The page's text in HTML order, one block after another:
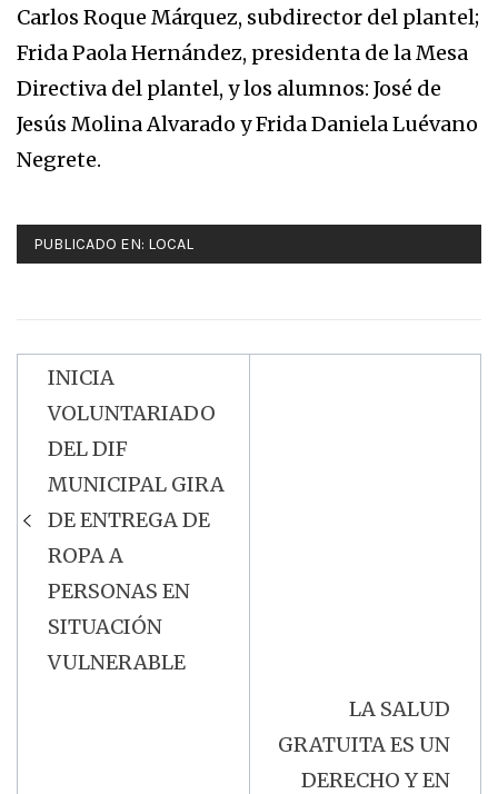
Carlos Roque Márquez, subdirector del plantel;
Frida Paola Hernández, presidenta de la Mesa
Directiva del plantel, y los alumnos: José de
Jesús Molina Alvarado y Frida Daniela Luévano
Negrete.
PUBLICADO EN: LOCAL
Navegación
de
entradas
INICIA
VOLUNTARIADO
DEL DIF
MUNICIPAL GIRA
DE ENTREGA DE
ROPA A
PERSONAS EN
SITUACIÓN
VULNERABLE
LA SALUD
GRATUITA ES UN
DERECHO Y EN